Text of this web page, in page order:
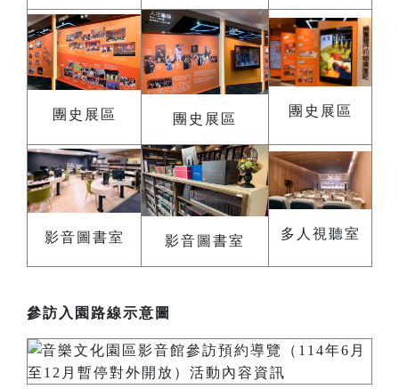
團史展區 團史展區
團史展區
影音圖書室 影音圖書室 多人視聽室
參訪入園路線示意圖